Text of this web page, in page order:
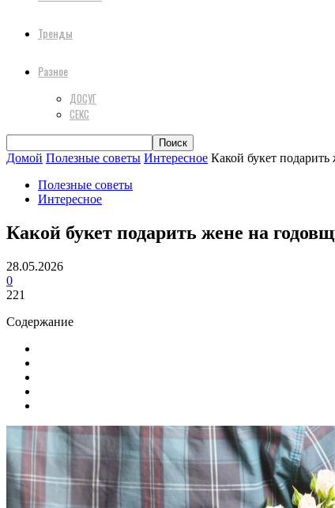
Тренды
Разное
ДОСУГ
СЕКС
Домой Полезные советы Интересное Какой букет
Полезные советы
Интересное
Какой букет подарить жене на
28.05.2026
0
221
Содержание